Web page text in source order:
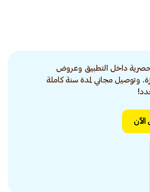
حصرية داخل التطبيق وعروض
وتوصيل مجاني لمدة سنة كاملة
الآن